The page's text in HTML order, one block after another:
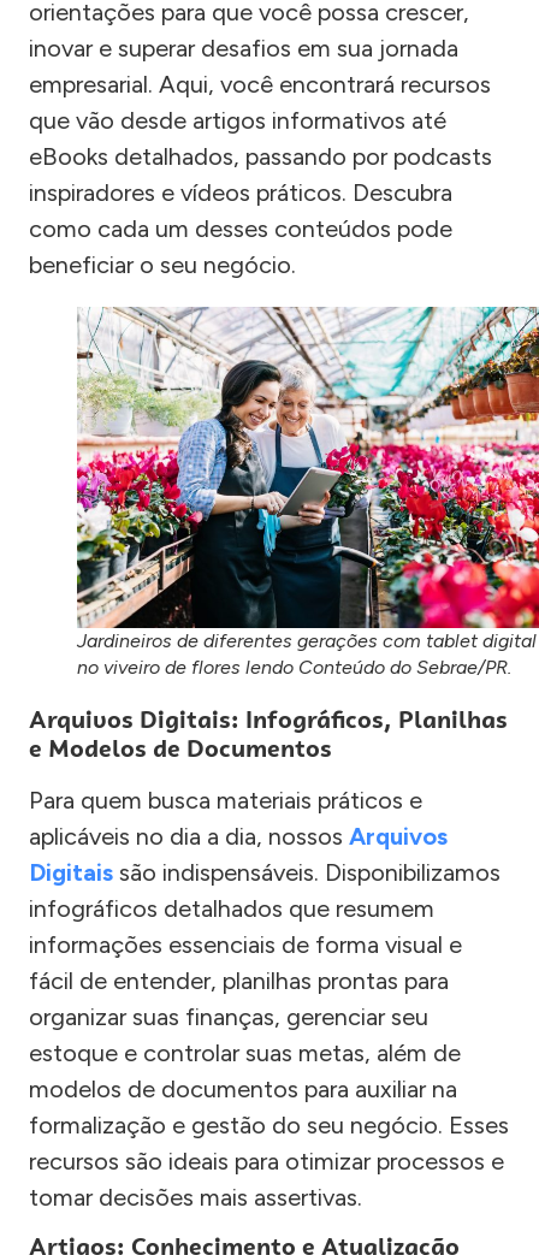
orientações para que você possa crescer,
inovar e superar desafios em sua jornada
empresarial. Aqui, você encontrará recursos
que vão desde artigos informativos até
eBooks detalhados, passando por podcasts
inspiradores e vídeos práticos. Descubra
como cada um desses conteúdos pode
beneficiar o seu negócio.
Jardineiros de diferentes gerações com tablet digital
no viveiro de flores lendo Conteúdo do Sebrae/PR.
Arquivos Digitais: Infográficos, Planilhas
e Modelos de Documentos
Para quem busca materiais práticos e
aplicáveis no dia a dia, nossos Arquivos
Digitais são indispensáveis. Disponibilizamos
infográficos detalhados que resumem
informações essenciais de forma visual e
fácil de entender, planilhas prontas para
organizar suas finanças, gerenciar seu
estoque e controlar suas metas, além de
modelos de documentos para auxiliar na
formalização e gestão do seu negócio. Esses
recursos são ideais para otimizar processos e
tomar decisões mais assertivas.
Artigos: Conhecimento e Atualização